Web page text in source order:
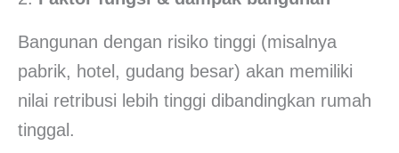
Bangunan dengan risiko tinggi (misalnya
pabrik, hotel, gudang besar) akan memiliki
nilai retribusi lebih tinggi dibandingkan rumah
tinggal.